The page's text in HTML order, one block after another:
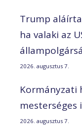
Trump
ha valaki az
2026. augusztus 7.
Kormányzati
2026. augusztus 7.